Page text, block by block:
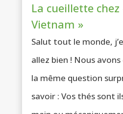
La cueillette chez
Vietnam »
Salut tout le monde,
allez bien ! Nous
la même question
savoir : Vos thés sont